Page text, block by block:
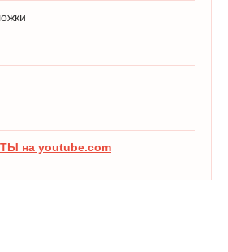
на youtube.com